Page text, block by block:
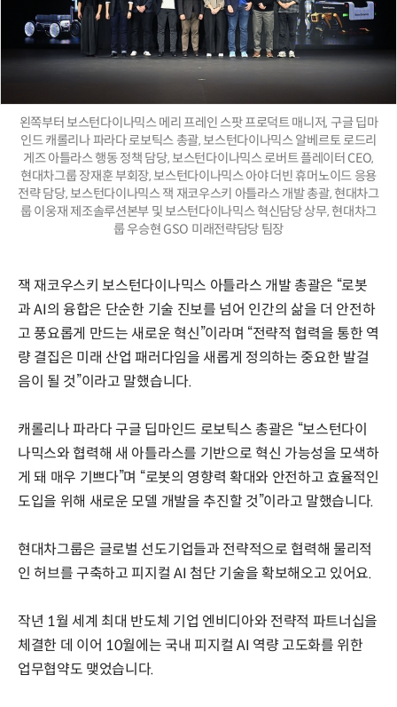
왼쪽부터 보스턴다이나믹스 메리 프레인 스팟 프로덕트 매니저, 구글 딥마
인드 캐롤리나 파라다 로보틱스 총괄, 보스턴다이나믹스 알베르토 로드리
게즈 아틀라스 행동 정책 담당, 보스턴다이나믹스 로버트 플레이터 CEO,
현대차그룹 장재훈 부회장, 보스턴다이나믹스 아야 더빈 휴머노이드 응용
전략 담당, 보스턴다이나믹스 잭 재코우스키 아틀라스 개발 총괄, 현대차그
룹 이웅재 제조솔루션본부 및 보스턴다이나믹스 혁신담당 상무, 현대차그
룹 우승현 GSO 미래전략담당 팀장
잭 재코우스키 보스턴다이나믹스 아틀라스 개발 총괄은 “로봇
과 AI의 융합은 단순한 기술 진보를 넘어 인간의 삶을 더 안전하
고 풍요롭게 만드는 새로운 혁신”이라며 “전략적 협력을 통한 역
량 결집은 미래 산업 패러다임을 새롭게 정의하는 중요한 발걸
음이 될 것”이라고 말했습니다.
캐롤리나 파라다 구글 딥마인드 로보틱스 총괄은 “보스턴다이
나믹스와 협력해 새 아틀라스를 기반으로 혁신 가능성을 모색하
게 돼 매우 기쁘다”며 “로봇의 영향력 확대와 안전하고 효율적인
도입을 위해 새로운 모델 개발을 추진할 것”이라고 말했습니다.
현대차그룹은 글로벌 선도기업들과 전략적으로 협력해 물리적
인 허브를 구축하고 피지컬 AI 첨단 기술을 확보해오고 있어요.
작년 1월 세계 최대 반도체 기업 엔비디아와 전략적 파트너십을
체결한 데 이어 10월에는 국내 피지컬 AI 역량 고도화를 위한
업무협약도 맺었습니다.